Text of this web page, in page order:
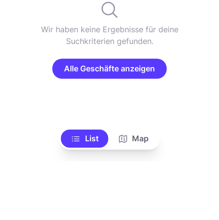
Wir haben keine Ergebnisse für deine
Suchkriterien gefunden.
Alle Geschäfte anzeigen
List Map